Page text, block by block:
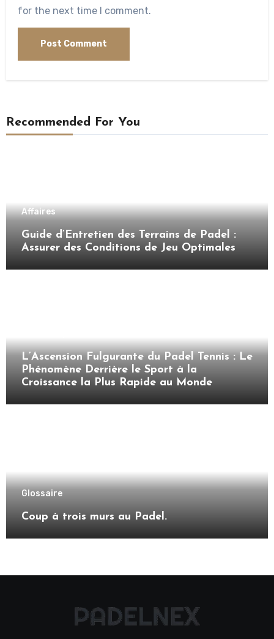
for the next time I comment.
Recommended For You
Affaires
Guide d’Entretien des Terrains de Padel :
Assurer des Conditions de Jeu Optimales
L’Ascension Fulgurante du Padel Tennis : Le
Phénomène Derrière le Sport à la
Croissance la Plus Rapide au Monde
Glossaire
Coup à trois murs au Padel.